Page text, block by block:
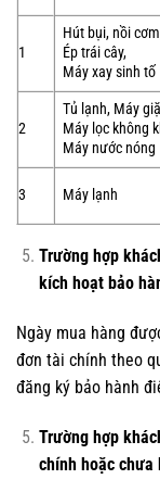
1
Hút bụi, nồi
Ép trái cây,
Máy xay sinh tố
2
Tủ lạnh, Máy
Máy lọc không
Máy nước nóng
3 Máy lạnh
Trường hợp
kích hoạt bảo
Ngày mua hàng
đơn tài chính theo
đăng ký bảo hành
Trường hợp
chính hoặc chưa